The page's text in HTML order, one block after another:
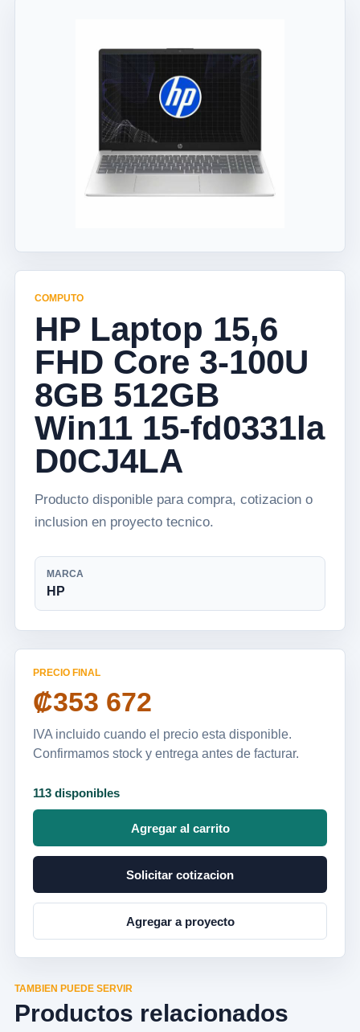
COMPUTO
HP Laptop 15,6
FHD Core 3-100U
8GB 512GB
Win11 15-fd0331la
D0CJ4LA
Producto disponible para compra, cotizacion o
inclusion en proyecto tecnico.
MARCA
HP
PRECIO FINAL
₡353 672
IVA incluido cuando el precio esta disponible.
Confirmamos stock y entrega antes de facturar.
113 disponibles
Agregar al carrito
Solicitar cotizacion
Agregar a proyecto
TAMBIEN PUEDE SERVIR
Productos relacionados